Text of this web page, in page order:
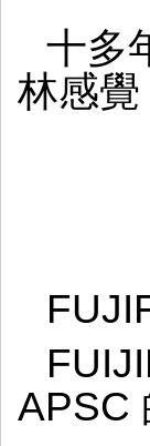
十多
林感覺
APSC